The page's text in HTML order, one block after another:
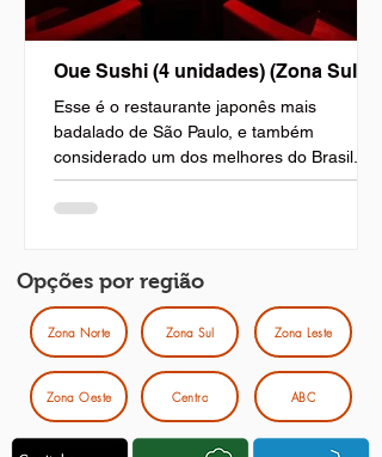
Oue Sushi (4 unidades) (Zona Sul)
Esse é o restaurante japonês mais
badalado de São Paulo, e também
considerado um dos melhores do Brasil. O
OUE SUSHI é sinônimo de...
Opções por região
Zona Norte Zona Sul Zona Leste
Zona Oeste Centro ABC